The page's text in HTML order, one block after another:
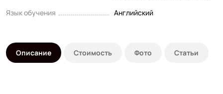
Язык обучения
Английский
Описание Стоимость Фото Статьи